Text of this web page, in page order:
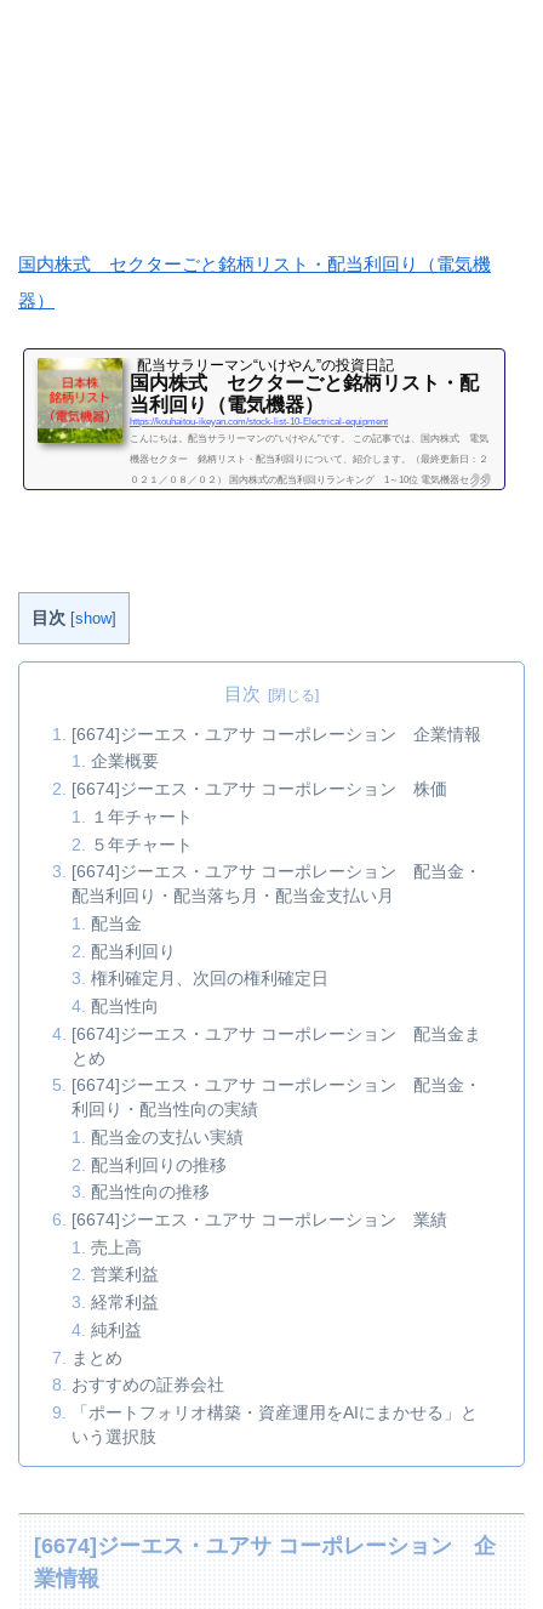
国内株式 セクターごと銘柄リスト・配当利回り（電気機
器）
配当サラリーマン“いけやん”の投資日記 ​
国内株式 セクターごと銘柄リスト・配
当利回り（電気機器）
https://kouhaitou-ikeyan.com/stock-list-10-Electrical-equipment
こんにちは。配当サラリーマンの“いけやん”です。 この記事では、国内株式 電気
機器セクター 銘柄リスト・配当利回りについて、紹介します。（最終更新日：２
０２１／０８／０２） 国内株式の配当利回りランキング 1～10位 電気機器セクタ
続きを読む
目次 [show]
目次
[6674]ジーエス・ユアサ コーポレーション 企業情報
企業概要
[6674]ジーエス・ユアサ コーポレーション 株価
１年チャート
５年チャート
[6674]ジーエス・ユアサ コーポレーション 配当金・
配当利回り・配当落ち月・配当金支払い月
配当金
配当利回り
権利確定月、次回の権利確定日
配当性向
[6674]ジーエス・ユアサ コーポレーション 配当金ま
とめ
[6674]ジーエス・ユアサ コーポレーション 配当金・
利回り・配当性向の実績
配当金の支払い実績
配当利回りの推移
配当性向の推移
[6674]ジーエス・ユアサ コーポレーション 業績
売上高
営業利益
経常利益
純利益
まとめ
おすすめの証券会社
「ポートフォリオ構築・資産運用をAIにまかせる」と
いう選択肢
[6674]ジーエス・ユアサ コーポレーション 企
業情報